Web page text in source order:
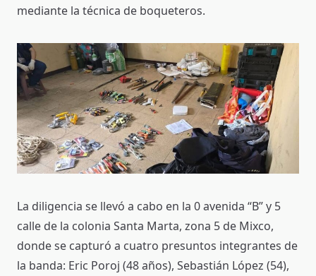
mediante la técnica de boqueteros.
La diligencia se llevó a cabo en la 0 avenida “B” y 5
calle de la colonia Santa Marta, zona 5 de Mixco,
donde se capturó a cuatro presuntos integrantes de
la banda: Eric Poroj (48 años), Sebastián López (54),